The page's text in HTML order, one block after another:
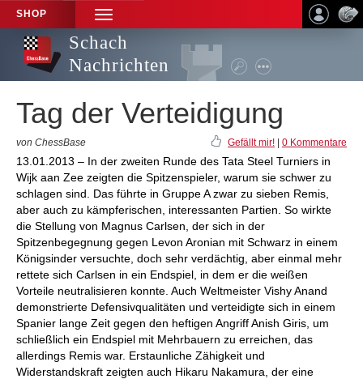
SHOP
TOGGLE
NAVIGATION
Schach
Nachrichten
Tag der Verteidigung
von ChessBase Gefällt mir! 0 Kommentare
13.01.2013 – In der zweiten Runde des Tata Steel Turniers in
Wijk aan Zee zeigten die Spitzenspieler, warum sie schwer zu
schlagen sind. Das führte in Gruppe A zwar zu sieben Remis,
aber auch zu kämpferischen, interessanten Partien. So wirkte
die Stellung von Magnus Carlsen, der sich in der
Spitzenbegegnung gegen Levon Aronian mit Schwarz in einem
Königsinder versuchte, doch sehr verdächtig, aber einmal mehr
rettete sich Carlsen in ein Endspiel, in dem er die weißen
Vorteile neutralisieren konnte. Auch Weltmeister Vishy Anand
demonstrierte Defensivqualitäten und verteidigte sich in einem
Spanier lange Zeit gegen den heftigen Angriff Anish Giris, um
schließlich ein Endspiel mit Mehrbauern zu erreichen, das
allerdings Remis war. Erstaunliche Zähigkeit und
Widerstandskraft zeigten auch Hikaru Nakamura, der eine